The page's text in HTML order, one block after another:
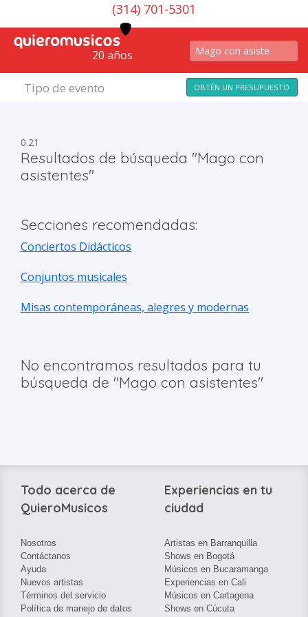
(314) 701-5301
20 años
Tipo de evento OBTÉN UN PRESUPUESTO
0.21
Resultados de búsqueda "Mago con
asistentes"
Secciones recomendadas:
Conciertos Didácticos
Conjuntos musicales
Misas contemporáneas, alegres y modernas
No encontramos resultados para tu
búsqueda de "Mago con asistentes"
Todo acerca de
QuieroMusicos
Nosotros
Contáctanos
Ayuda
Nuevos artistas
Términos del servicio
Política de manejo de datos
Experiencias en tu
ciudad
Artistas en Barranquilla
Shows en Bogotá
Músicos en Bucaramanga
Experiencias en Cali
Músicos en Cartagena
Shows en Cúcuta